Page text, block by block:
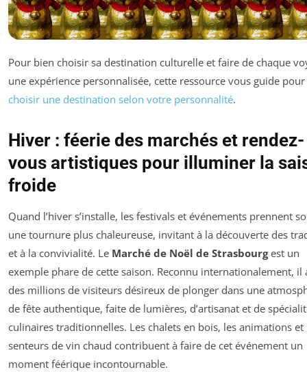
Pour bien choisir sa destination culturelle et faire de chaque
une expérience personnalisée, cette ressource vous guide pour
choisir une destination selon votre personnalité.
Hiver : féerie des marchés et rendez-
vous artistiques pour illuminer la
froide
Quand l’hiver s’installe, les festivals et événements prennent
une tournure plus chaleureuse, invitant à la découverte des
et à la convivialité. Le Marché de Noël de Strasbourgest un
exemple phare de cette saison. Reconnu internationalement, il
des millions de visiteurs désireux de plonger dans une
de fête authentique, faite de lumières, d’artisanat et de
culinaires traditionnelles. Les chalets en bois, les animations et
senteurs de vin chaud contribuent à faire de cet événement un
moment féérique incontournable.